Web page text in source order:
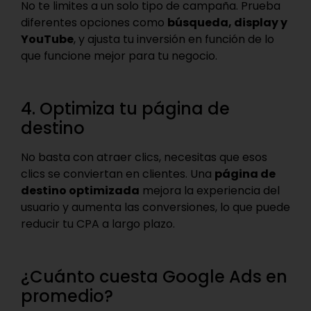
No te limites a un solo tipo de campaña. Prueba
diferentes opciones como búsqueda, display y
YouTube, y ajusta tu inversión en función de lo
que funcione mejor para tu negocio.
4. Optimiza tu página de
destino
No basta con atraer clics, necesitas que esos
clics se conviertan en clientes. Una página de
destino optimizada mejora la experiencia del
usuario y aumenta las conversiones, lo que puede
reducir tu CPA a largo plazo.
¿Cuánto cuesta Google Ads en
promedio?